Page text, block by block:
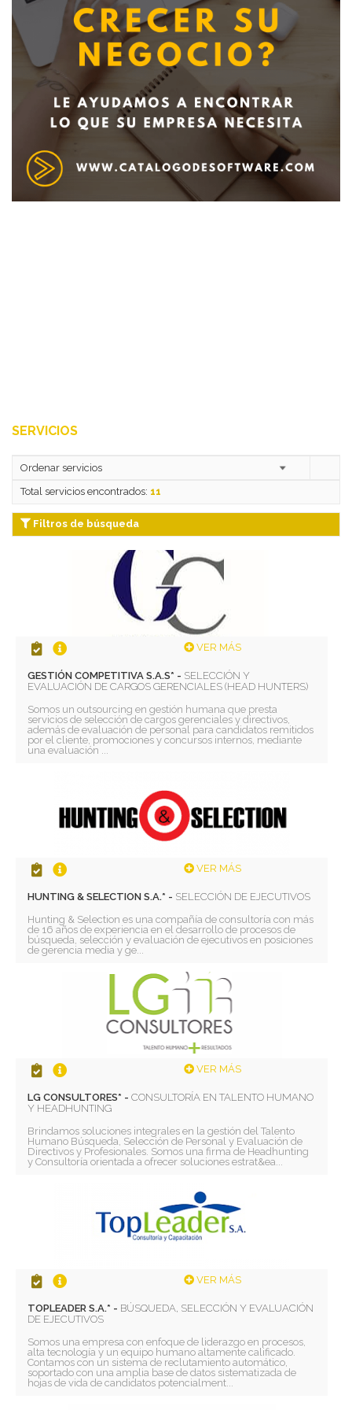
Deseo recibir información de otros Productos /
Servicios similares al solicitado
SERVICIOS
Total servicios encontrados: 11
Filtros de búsqueda
VER MÁS
GESTIÓN COMPETITIVA S.A.S* - SELECCIÓN Y
EVALUACIÓN DE CARGOS GERENCIALES (HEAD HUNTERS)
Somos un outsourcing en gestión humana que presta
servicios de selección de cargos gerenciales y directivos,
además de evaluación de personal para candidatos remitidos
por el cliente, promociones y concursos internos, mediante
una evaluación ...
VER MÁS
HUNTING & SELECTION S.A.* - SELECCIÓN DE EJECUTIVOS
Hunting & Selection es una compañía de consultoría con más
de 16 años de experiencia en el desarrollo de procesos de
búsqueda, selección y evaluación de ejecutivos en posiciones
de gerencia media y ge...
VER MÁS
LG CONSULTORES* -CONSULTORÍA EN TALENTO HUMANO
Y HEADHUNTING
Brindamos soluciones integrales en la gestión del Talento
Humano Búsqueda, Selección de Personal y Evaluación de
Directivos y Profesionales. Somos una firma de Headhunting
y Consultoría orientada a ofrecer soluciones estrat&ea...
VER MÁS
TOPLEADER S.A.* - BÚSQUEDA, SELECCIÓN Y EVALUACIÓN
DE EJECUTIVOS
Somos una empresa con enfoque de liderazgo en procesos,
alta tecnología y un equipo humano altamente calificado.
Contamos con un sistema de reclutamiento automático,
soportado con una amplia base de datos sistematizada de
hojas de vida de candidatos potencialment...